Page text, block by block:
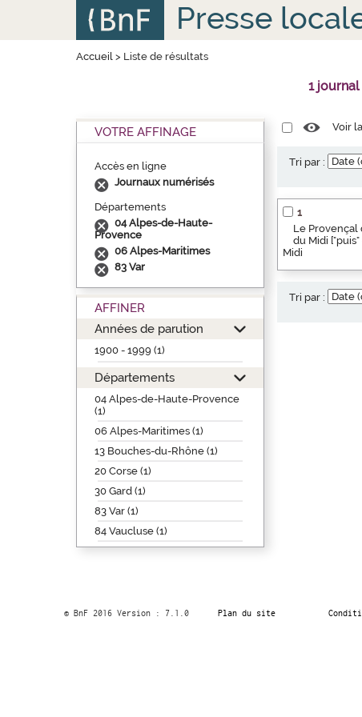
Presse
Accueil> Liste de résultats
1
VOTRE AFFINAGE
Accès en ligne
Journaux numérisés
Départements
04 Alpes-de-Haute-
Provence
06 Alpes-Maritimes
83 Var
AFFINER
Années de parution
1900 - 1999 (1)
Départements
04 Alpes-de-Haute-Provence
(1)
06 Alpes-Maritimes (1)
13 Bouches-du-Rhône (1)
20 Corse (1)
30 Gard (1)
83 Var (1)
84 Vaucluse (1)
Voir
Tri par :
1
Le Provençal
du Midi
Midi
Tri par :
© BnF 2016 Version : 7.1.0 Plan du site
Panneau de gestion des cookies